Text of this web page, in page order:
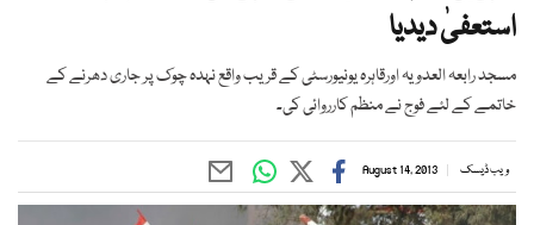
استعفیٰ دیدیا
مسجد رابعہ العدویہ اورقاہرہ یونیورسٹی کے قریب واقع نہدہ چوک پر جاری دھرنے کے
خاتمے کے لئے فوج نے منظم کارروائی کی۔
ویب ڈیسک August 14, 2013